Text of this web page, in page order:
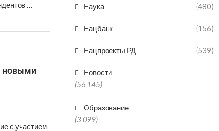
…
новыми
с участием
Наука (480)
Нацбанк (156)
Нацпроекты РД (539)
Новости
(56 145)
Образование
(3 099)